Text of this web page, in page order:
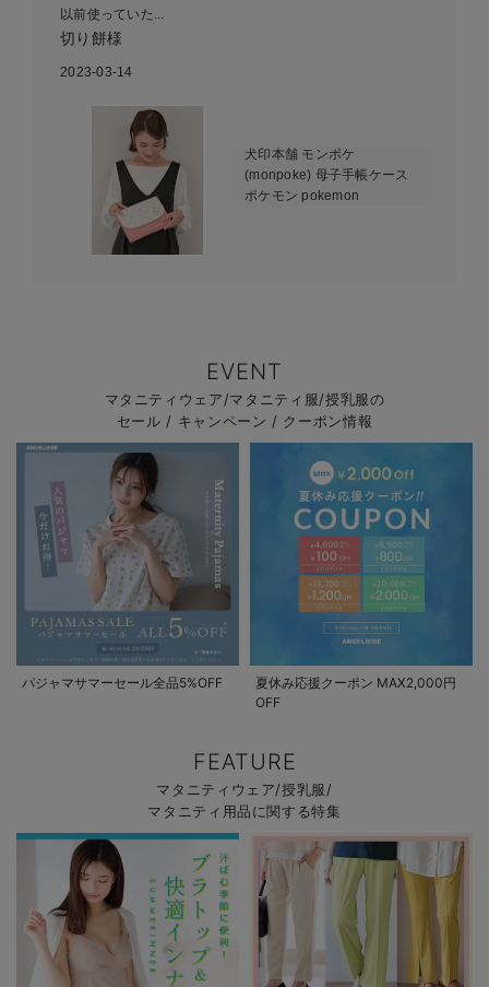
以前使っていた...
切り餅様
2023-03-14
犬印本舗 モンポケ
(monpoke) 母子手帳ケース
ポケモン pokemon
EVENT
マタニティウェア/マタニティ服/授乳服の
セール / キャンペーン / クーポン情報
パジャマサマーセール全品5%OFF
夏休み応援クーポン MAX2,000円
OFF
FEATURE
マタニティウェア/授乳服/
マタニティ用品に関する特集